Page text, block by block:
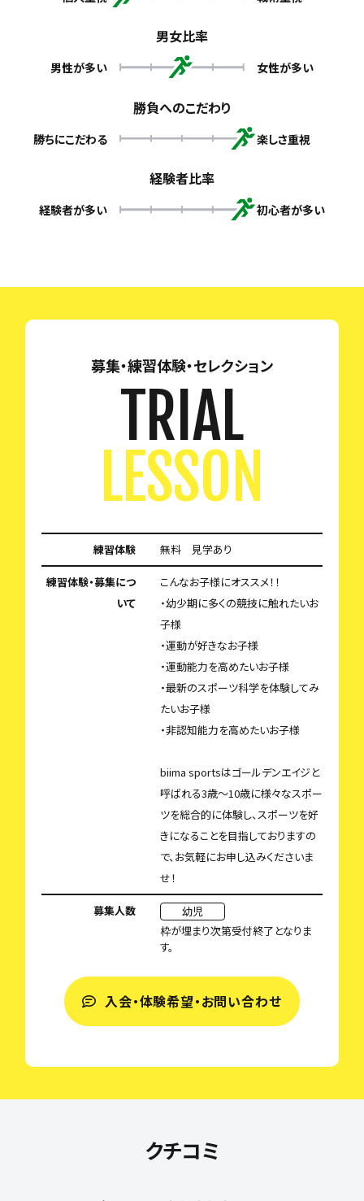
男女比率
男性が多い 女性が多い
勝負へのこだわり
勝ちにこだわる 楽しさ重視
経験者比率
経験者が多い 初心者が多い
募集・練習体験・セレクション
TRIAL
LESSON
練習体験 無料 見学あり
練習体験・募集につ
いて
こんなお子様にオススメ！！
・幼少期に多くの競技に触れたいお
子様
・運動が好きなお子様
・運動能力を高めたいお子様
・最新のスポーツ科学を体験してみ
たいお子様
・非認知能力を高めたいお子様
biima sportsはゴールデンエイジと
呼ばれる3歳〜10歳に様々なスポー
ツを総合的に体験し、スポーツを好
きになることを目指しておりますの
で、お気軽にお申し込みくださいま
せ！
募集人数
幼児
枠が埋まり次第受付終了となりま
す。
入会・体験希望・お問い合わせ
クチコミ